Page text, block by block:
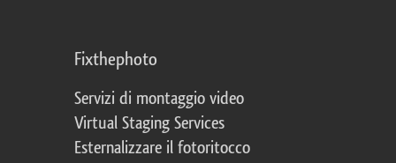
Fixthephoto
Servizi di montaggio video
Virtual Staging Services
Esternalizzare il fotoritocco